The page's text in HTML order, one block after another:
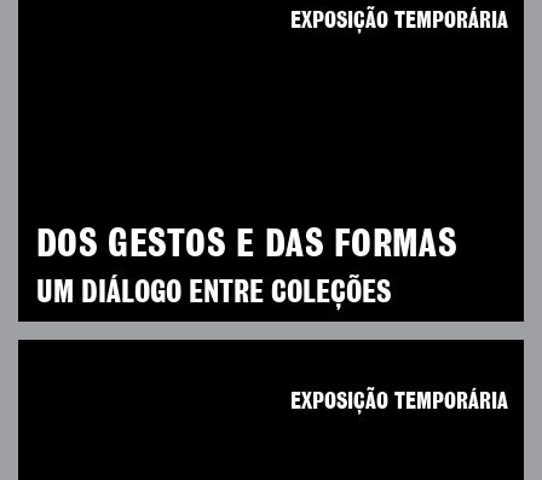
DOS GESTOS E DAS FORMAS
UM DIÁLOGO ENTRE COLEÇÕES
EXPOSIÇÃO TEMPORÁRIA
EXPOSIÇÃO TEMPORÁRIA